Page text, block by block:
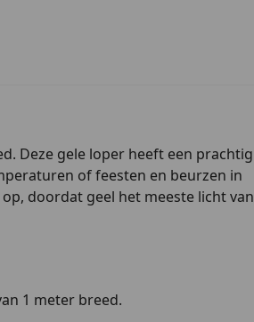
Deze gele loper heeft een prachtig
of feesten en beurzen in
doordat geel het meeste licht van
1 meter breed.